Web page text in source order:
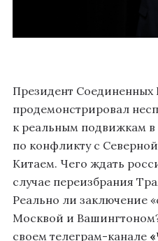
Президент Соединенных
продемонстрировал
к реальным подвижкам
по конфликту с
Китаем. Чего ждать
случае переизбрания
Реально ли заключение
Москвой и
своем телеграм-канале